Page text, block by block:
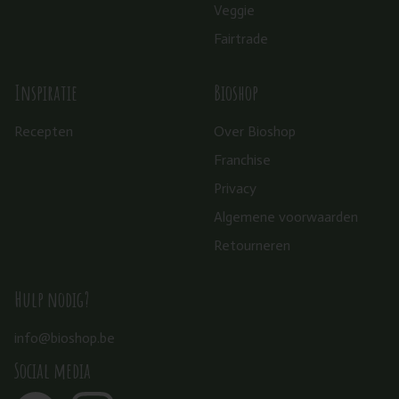
Veggie
Fairtrade
Inspiratie
Recepten
Bioshop
Over Bioshop
Franchise
Privacy
Algemene voorwaarden
Retourneren
Hulp nodig?
info@bioshop.be
Social media